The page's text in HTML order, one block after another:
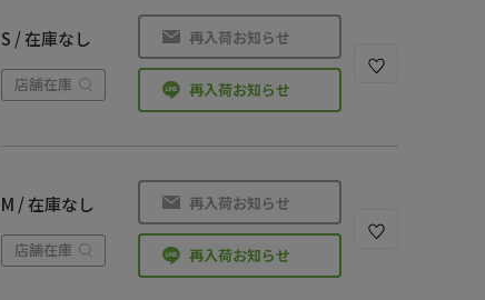
S / 在庫なし
店舗在庫
再入荷お知らせ
再入荷お知らせ
M / 在庫なし
店舗在庫
再入荷お知らせ
再入荷お知らせ